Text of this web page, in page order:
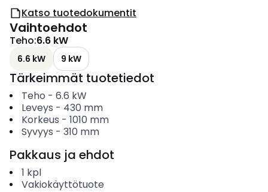
Katso tuotedokumentit
Vaihtoehdot
Teho:6.6 kW
6.6 kW 9 kW
Tärkeimmät tuotetiedot
Teho - 6.6 kW
Leveys - 430 mm
Korkeus - 1010 mm
Syvyys - 310 mm
Pakkaus ja ehdot
1 kpl
Vakiokäyttötuote